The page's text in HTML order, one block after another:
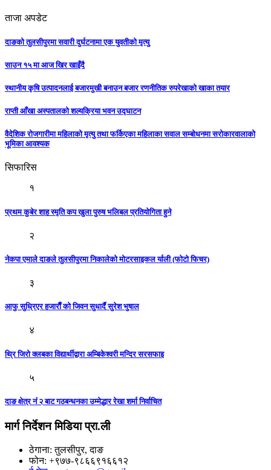
ताजा अपडेट
दाङको तुलसीपुरमा सवारी दुर्घटनामा एक युवतीको मृत्यु
साउन १५ मा आज खिर खाइँदै
स्थानीय कृषि उत्पादनलाई बजारमुखी बनाउन बजार रणनीतिक रुपरेखाको खाका तयार
राप्ती आँखा अस्पतालको शल्यक्रिया भवन उद्घाटन
वैदेशिक रोजगारीमा महिलाको मृत्यु तथा फर्किएका महिलाका सवाल सम्बोधनमा सरोकारवालाको
भूमिका आवश्यक
सिफारिस
१
प्रथम कुबेर शाह स्मृति कप खुला पुरुष भलिबल प्रतियाेगिता हुने
२
नेकपा एमाले दाङले तुलसीपुरमा निकालेकाे मोटरसाइकल र्याली (फाेटाे फिचर)
३
आफु सुध्रिएर हजाराैँ काे जिवन सुधार्दै सुरेश भुषाल
४
थ्रि जिरो क्लबका विद्यार्थीद्वारा अम्बिकेश्वरी मन्दिर सरसफाइ
५
दाङ क्षेत्र नंं २ बाट गठबन्धनका उम्मेद्धार रेखा शर्मा निर्वाचित
मार्ग निर्देशन मिडिया प्रा.ली
ठेगाना: तुलसीपुर, दाङ
फोन: +९७७-९८६६९१६६१२